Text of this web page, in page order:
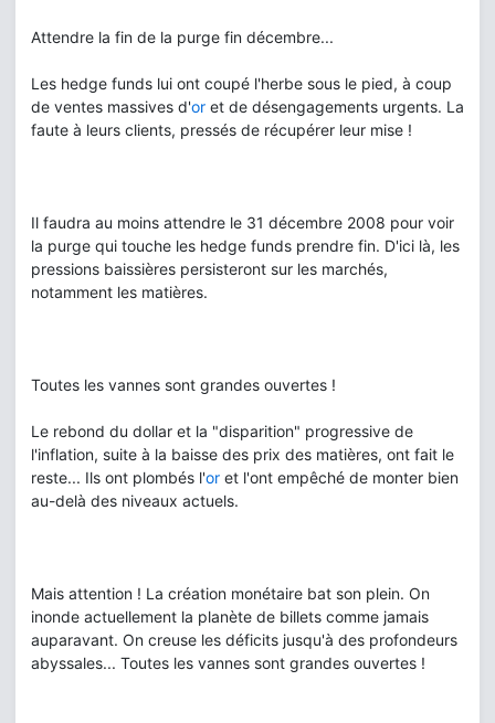
Attendre la fin de la purge fin décembre...
Les hedge funds lui ont coupé l'herbe sous le pied, à coup
de ventes massives d'or et de désengagements urgents. La
faute à leurs clients, pressés de récupérer leur mise !
Il faudra au moins attendre le 31 décembre 2008 pour voir
la purge qui touche les hedge funds prendre fin. D'ici là, les
pressions baissières persisteront sur les marchés,
notamment les matières.
Toutes les vannes sont grandes ouvertes !
Le rebond du dollar et la "disparition" progressive de
l'inflation, suite à la baisse des prix des matières, ont fait le
reste... Ils ont plombés l'or et l'ont empêché de monter bien
au-delà des niveaux actuels.
Mais attention ! La création monétaire bat son plein. On
inonde actuellement la planète de billets comme jamais
auparavant. On creuse les déficits jusqu'à des profondeurs
abyssales... Toutes les vannes sont grandes ouvertes !